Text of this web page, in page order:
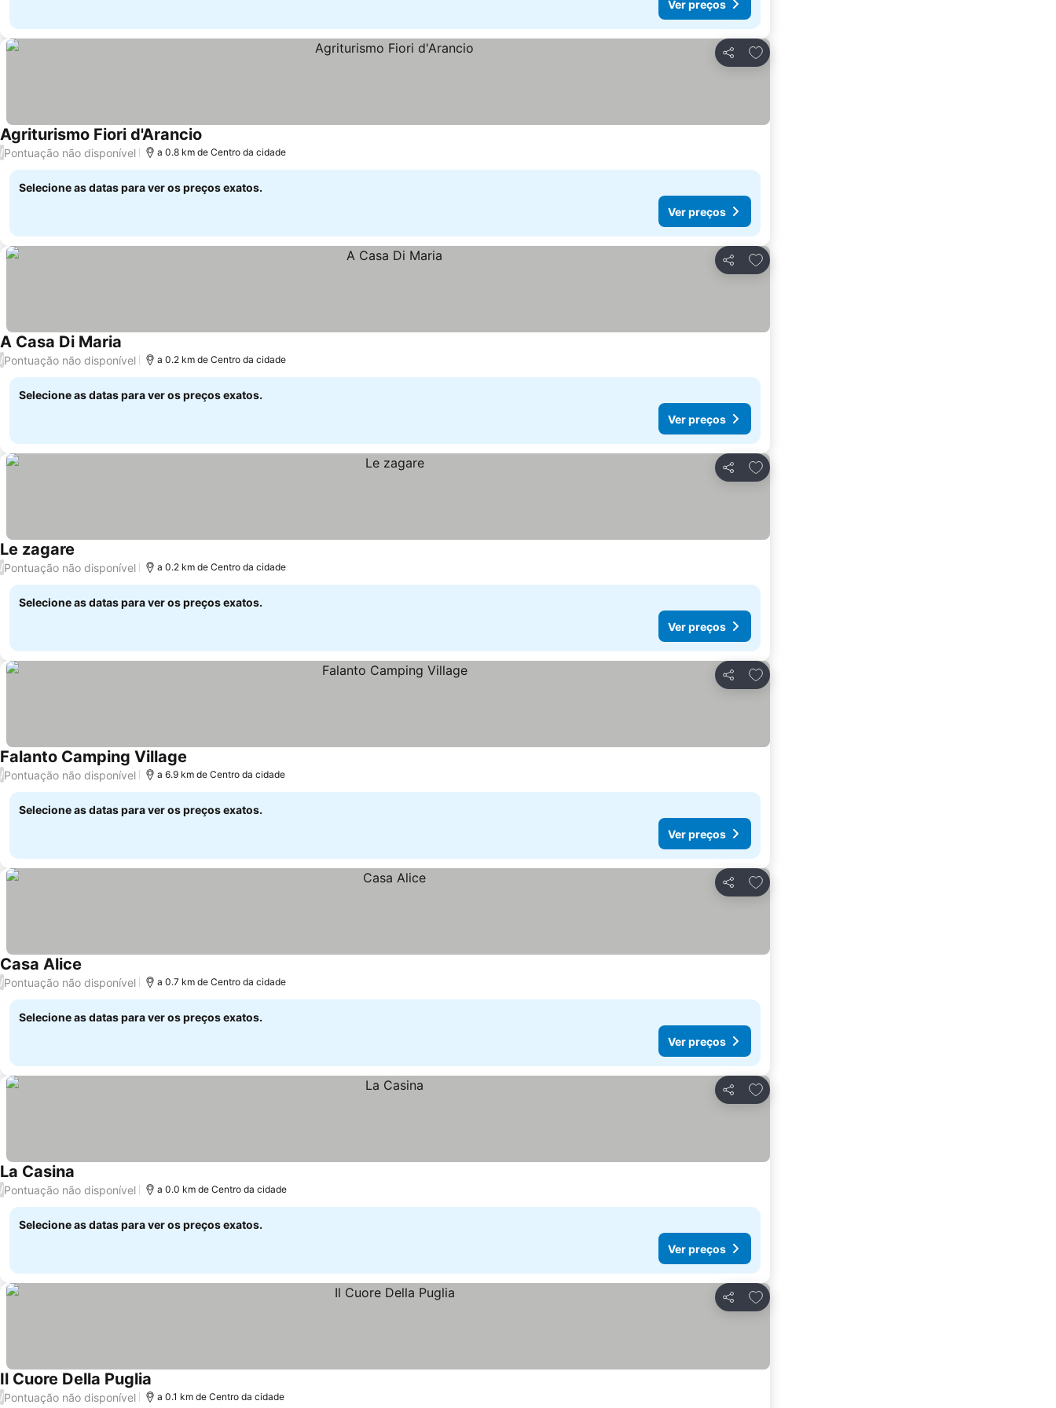
Ver preços
Partilhar
Adicionar aos favoritos
Agriturismo Fiori d'Arancio
/Pontuação não disponível a 0.8 km de Centro da cidade
Selecione as datas para ver os preços exatos.
Ver preços
Partilhar
Adicionar aos favoritos
A Casa Di Maria
/Pontuação não disponível a 0.2 km de Centro da cidade
Selecione as datas para ver os preços exatos.
Ver preços
Partilhar
Adicionar aos favoritos
Le zagare
/Pontuação não disponível a 0.2 km de Centro da cidade
Selecione as datas para ver os preços exatos.
Ver preços
Partilhar
Adicionar aos favoritos
Falanto Camping Village
/Pontuação não disponível a 6.9 km de Centro da cidade
Selecione as datas para ver os preços exatos.
Ver preços
Partilhar
Adicionar aos favoritos
Casa Alice
/Pontuação não disponível a 0.7 km de Centro da cidade
Selecione as datas para ver os preços exatos.
Ver preços
Partilhar
Adicionar aos favoritos
La Casina
/Pontuação não disponível a 0.0 km de Centro da cidade
Selecione as datas para ver os preços exatos.
Ver preços
Partilhar
Adicionar aos favoritos
Il Cuore Della Puglia
/Pontuação não disponível a 0.1 km de Centro da cidade